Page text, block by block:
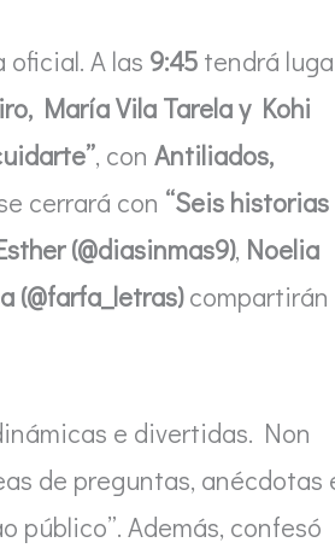
A las 9:45 tendrá
María Vila Tarela y Kohi
, con Antiliados,
cerrará con “Seis historias
(@diasinmas9), Noelia
(@farfa_letras)compartirán
e divertidas. Non
de preguntas, anécdotas
público”. Además, confesó